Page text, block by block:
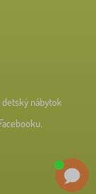
nábytok